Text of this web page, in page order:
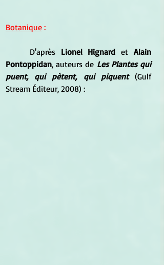
Botanique :
	D'après
Lionel Hignard et Alain
Pontoppidan, auteurs de Les Plantes qui
puent, qui pètent, qui piquent (Gulf
Stream Éditeur, 2008) :